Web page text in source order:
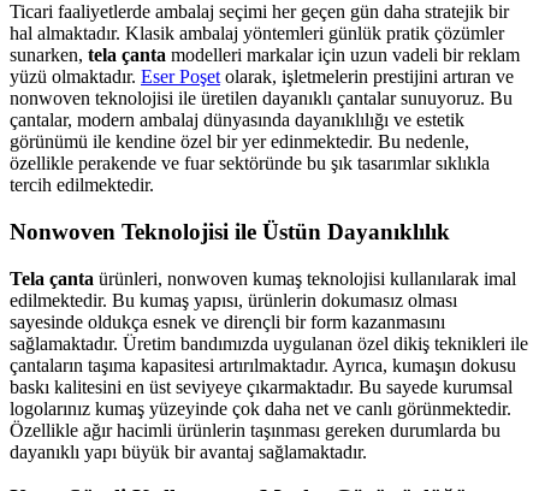
Ticari faaliyetlerde ambalaj seçimi her geçen gün daha stratejik bir
hal almaktadır. Klasik ambalaj yöntemleri günlük pratik çözümler
sunarken, tela çanta modelleri markalar için uzun vadeli bir reklam
yüzü olmaktadır. Eser Poşet olarak, işletmelerin prestijini artıran ve
nonwoven teknolojisi ile üretilen dayanıklı çantalar sunuyoruz. Bu
çantalar, modern ambalaj dünyasında dayanıklılığı ve estetik
görünümü ile kendine özel bir yer edinmektedir. Bu nedenle,
özellikle perakende ve fuar sektöründe bu şık tasarımlar sıklıkla
tercih edilmektedir.
Nonwoven Teknolojisi ile Üstün Dayanıklılık
Tela çanta ürünleri, nonwoven kumaş teknolojisi kullanılarak imal
edilmektedir. Bu kumaş yapısı, ürünlerin dokumasız olması
sayesinde oldukça esnek ve dirençli bir form kazanmasını
sağlamaktadır. Üretim bandımızda uygulanan özel dikiş teknikleri ile
çantaların taşıma kapasitesi artırılmaktadır. Ayrıca, kumaşın dokusu
baskı kalitesini en üst seviyeye çıkarmaktadır. Bu sayede kurumsal
logolarınız kumaş yüzeyinde çok daha net ve canlı görünmektedir.
Özellikle ağır hacimli ürünlerin taşınması gereken durumlarda bu
dayanıklı yapı büyük bir avantaj sağlamaktadır.